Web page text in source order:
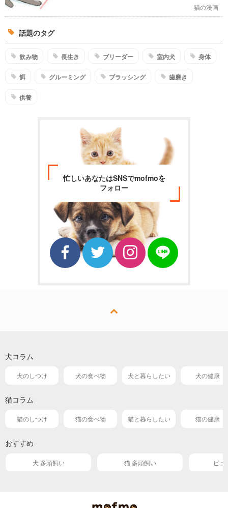
猫の漫画
話題のタグ
飲み物 長生き ブリーダー 室内犬 身体
餌 グルーミング ブラッシング 歯磨き
供養
忙しいあなたはSNSでmofmoを
フォロー
犬コラム
犬のしつけ 犬の食べ物 犬と暮らしたい 犬の健康
猫コラム
猫のしつけ 猫の食べ物 猫と暮らしたい 猫の健康
おすすめ
犬 多頭飼い 猫 多頭飼い ピュ